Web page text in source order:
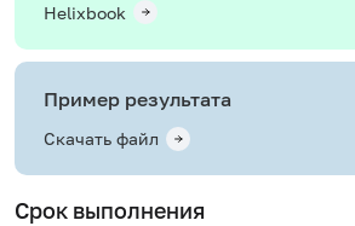
Helixbook
Пример результата
Скачать файл
Срок выполнения